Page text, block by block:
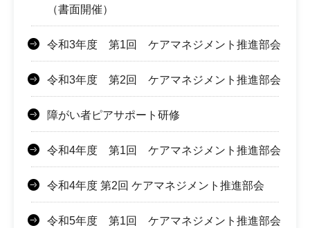
（書面開催）
令和3年度 第1回 ケアマネジメント推進部会
令和3年度 第2回 ケアマネジメント推進部会
障がい者ピアサポート研修
令和4年度 第1回 ケアマネジメント推進部会
令和4年度 第2回 ケアマネジメント推進部会
令和5年度 第1回 ケアマネジメント推進部会